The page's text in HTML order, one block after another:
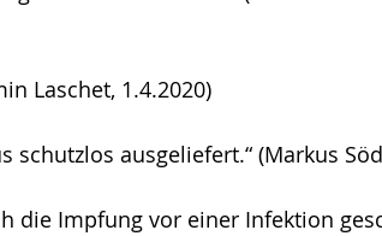
Laschet, 1.4.2020)
schutzlos ausgeliefert.“ (Markus
die Impfung vor einer Infektion